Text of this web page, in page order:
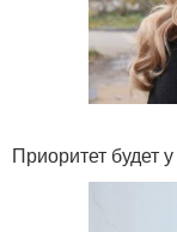
Приоритет будет